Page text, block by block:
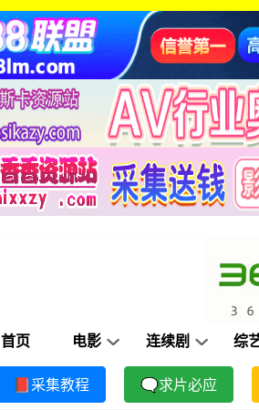
首页 电影 连续剧 综
📕采集教程 🗨求片必应